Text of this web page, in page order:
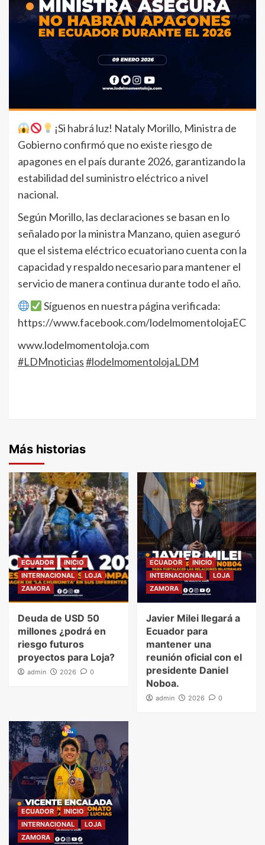
¡Si habrá luz! Nataly Morillo, Ministra de
Gobierno confirmó que no existe riesgo de
apagones en el país durante 2026, garantizando la
estabilidad del suministro eléctrico a nivel
nacional.
Según Morillo, las declaraciones se basan en lo
señalado por la ministra Manzano, quien aseguró
que el sistema eléctrico ecuatoriano cuenta con la
capacidad y respaldo necesario para mantener el
servicio de manera continua durante todo el año.
Síguenos en nuestra página verificada:
https://www.facebook.com/lodelmomentolojaEC
www.lodelmomentoloja.com
#LDMnoticias#lodelmomentolojaLDM
Más historias
ECUADOR
INICIO
INTERNACIONAL
LOJA
ZAMORA
Deuda de USD 50
millones ¿podrá en
riesgo futuros
proyectos para Loja?
admin 2026 0
ECUADOR
INICIO
INTERNACIONAL
LOJA
ZAMORA
Javier Milei llegará a
Ecuador para
mantener una
reunión oficial con el
presidente Daniel
Noboa.
admin 2026 0
ECUADOR
INICIO
INTERNACIONAL
LOJA
ZAMORA